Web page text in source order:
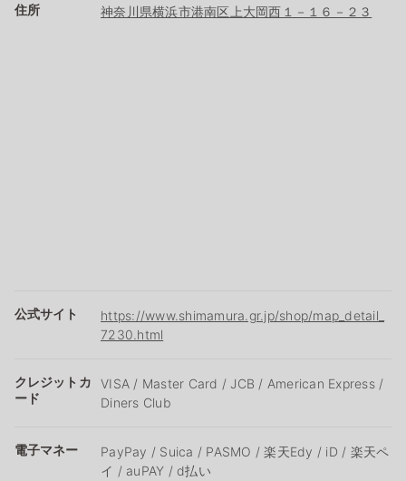
住所 神奈川県横浜市港南区上大岡西１－１６－２３
公式サイト
https://www.shimamura.gr.jp/shop/map_detail_
7230.html
クレジットカ
ード
VISA / Master Card / JCB / American Express /
Diners Club
電子マネー
PayPay / Suica / PASMO / 楽天Edy / iD / 楽天ペ
イ / auPAY / d払い